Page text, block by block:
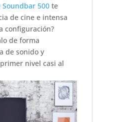
Soundbar 500te
de cine e intensa
configuración?
de forma
de sonido y
nivel casi al